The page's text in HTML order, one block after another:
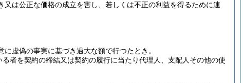
は公正な価格の成立を害し、若しくは不正の利益を得るために連
虚偽の事実に基づき過大な額で行つたとき。
者を契約の締結又は契約の履行に当たり代理人、支配人その他の使